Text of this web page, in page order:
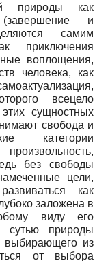
природы как
(завершение и
самим
воплощения,
человека, как
всецело
сущностных
свобода и
категории
без свободы
цели,
как
заложена в
виду его
сутью природы
выбирающего из
от выбора